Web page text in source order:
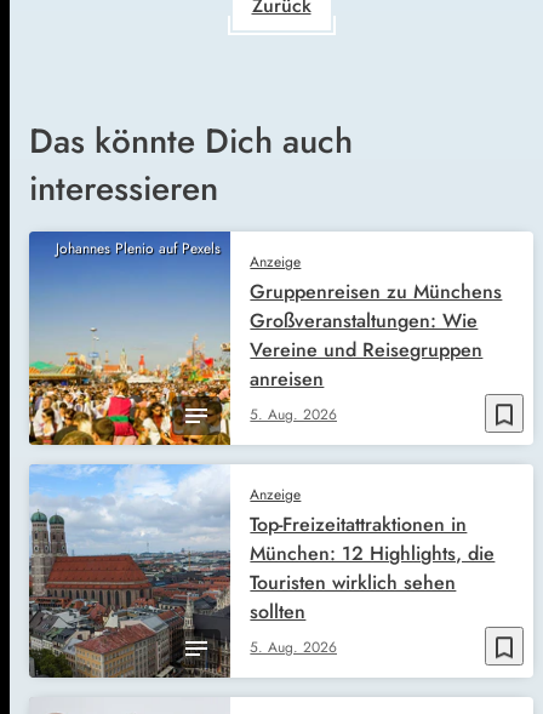
Das könnte Dich auch
interessieren
Johannes Plenio auf Pexels
bookmark_border
Anzeige
5. Aug. 2026
Gruppenreisen zu Münchens
Großveranstaltungen: Wie
Vereine und Reisegruppen
anreisen
bookmark_border
Anzeige
5. Aug. 2026
Top-Freizeitattraktionen in
München: 12 Highlights, die
Touristen wirklich sehen
sollten